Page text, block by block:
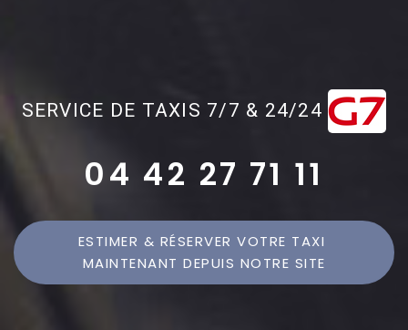
SERVICE DE TAXIS 7/7 & 24/24
04 42 27 71 11
ESTIMER & RÉSERVER VOTRE TAXI
MAINTENANT DEPUIS NOTRE SITE